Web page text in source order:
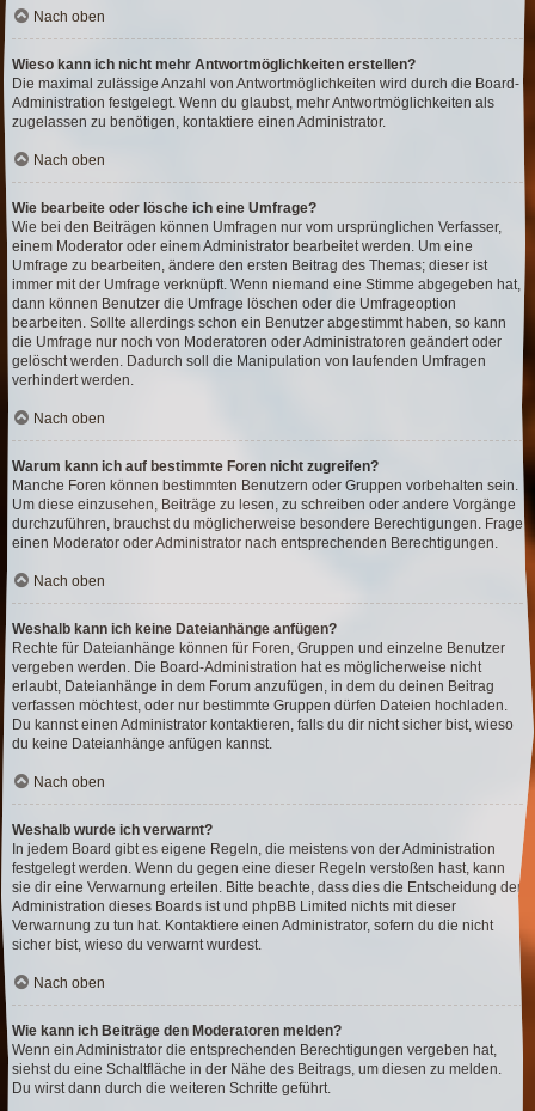
Nach oben
Wieso kann ich nicht mehr Antwortmöglichkeiten erstellen?
Die maximal zulässige Anzahl von Antwortmöglichkeiten wird durch die Board-
Administration festgelegt. Wenn du glaubst, mehr Antwortmöglichkeiten als
zugelassen zu benötigen, kontaktiere einen Administrator.
Nach oben
Wie bearbeite oder lösche ich eine Umfrage?
Wie bei den Beiträgen können Umfragen nur vom ursprünglichen Verfasser,
einem Moderator oder einem Administrator bearbeitet werden. Um eine
Umfrage zu bearbeiten, ändere den ersten Beitrag des Themas; dieser ist
immer mit der Umfrage verknüpft. Wenn niemand eine Stimme abgegeben hat,
dann können Benutzer die Umfrage löschen oder die Umfrageoption
bearbeiten. Sollte allerdings schon ein Benutzer abgestimmt haben, so kann
die Umfrage nur noch von Moderatoren oder Administratoren geändert oder
gelöscht werden. Dadurch soll die Manipulation von laufenden Umfragen
verhindert werden.
Nach oben
Warum kann ich auf bestimmte Foren nicht zugreifen?
Manche Foren können bestimmten Benutzern oder Gruppen vorbehalten sein.
Um diese einzusehen, Beiträge zu lesen, zu schreiben oder andere Vorgänge
durchzuführen, brauchst du möglicherweise besondere Berechtigungen. Frage
einen Moderator oder Administrator nach entsprechenden Berechtigungen.
Nach oben
Weshalb kann ich keine Dateianhänge anfügen?
Rechte für Dateianhänge können für Foren, Gruppen und einzelne Benutzer
vergeben werden. Die Board-Administration hat es möglicherweise nicht
erlaubt, Dateianhänge in dem Forum anzufügen, in dem du deinen Beitrag
verfassen möchtest, oder nur bestimmte Gruppen dürfen Dateien hochladen.
Du kannst einen Administrator kontaktieren, falls du dir nicht sicher bist, wieso
du keine Dateianhänge anfügen kannst.
Nach oben
Weshalb wurde ich verwarnt?
In jedem Board gibt es eigene Regeln, die meistens von der Administration
festgelegt werden. Wenn du gegen eine dieser Regeln verstoßen hast, kann
sie dir eine Verwarnung erteilen. Bitte beachte, dass dies die Entscheidung der
Administration dieses Boards ist und phpBB Limited nichts mit dieser
Verwarnung zu tun hat. Kontaktiere einen Administrator, sofern du die nicht
sicher bist, wieso du verwarnt wurdest.
Nach oben
Wie kann ich Beiträge den Moderatoren melden?
Wenn ein Administrator die entsprechenden Berechtigungen vergeben hat,
siehst du eine Schaltfläche in der Nähe des Beitrags, um diesen zu melden.
Du wirst dann durch die weiteren Schritte geführt.